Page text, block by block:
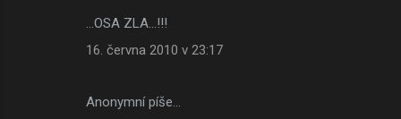
...OSA ZLA...!!!
16. června 2010 v 23:17
Anonymní píše…